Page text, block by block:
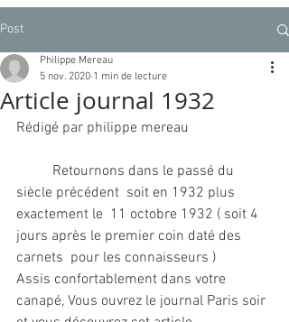
Post
Article journal 1932
Philippe Mereau
5 nov. 2020 1 min de lecture
Rédigé par philippe mereau
siècle précédent  soit en 1932 plus
exactement le  11 octobre 1932 ( soit 4
jours après le premier coin daté des
carnets  pour les connaisseurs )
Assis confortablement dans votre
canapé, Vous ouvrez le journal Paris soir